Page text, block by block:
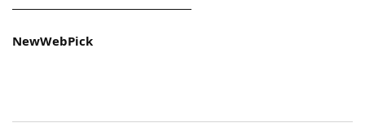
NewWebPick